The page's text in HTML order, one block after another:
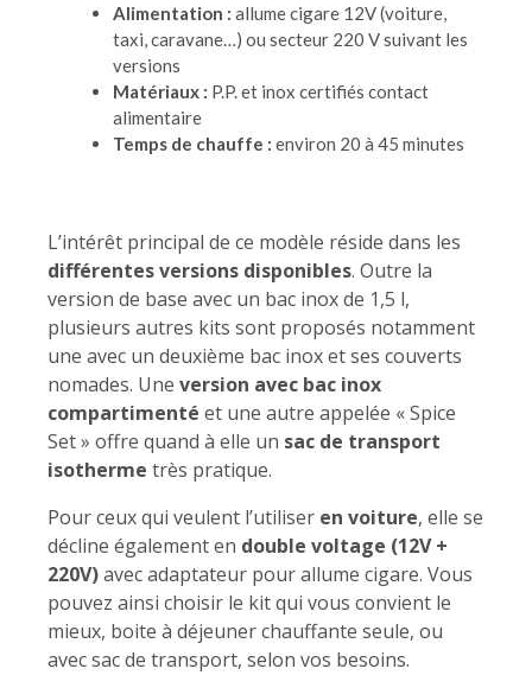
Alimentation : allume cigare 12V (voiture,
taxi, caravane…) ou secteur 220 V suivant les
versions
Matériaux : P.P. et inox certifiés contact
alimentaire
Temps de chauffe : environ 20 à 45 minutes
L’intérêt principal de ce modèle réside dans les
différentes versions disponibles. Outre la
version de base avec un bac inox de 1,5 l,
plusieurs autres kits sont proposés notamment
une avec un deuxième bac inox et ses couverts
nomades. Une version avec bac inox
compartimenté et une autre appelée « Spice
Set » offre quand à elle un sac de transport
isotherme très pratique.
Pour ceux qui veulent l’utiliser en voiture, elle se
décline également en double voltage (12V +
220V)avec adaptateur pour allume cigare. Vous
pouvez ainsi choisir le kit qui vous convient le
mieux, boite à déjeuner chauffante seule, ou
avec sac de transport, selon vos besoins.